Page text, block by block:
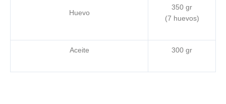
Huevo
350 gr
(7 huevos)
Aceite 300 gr